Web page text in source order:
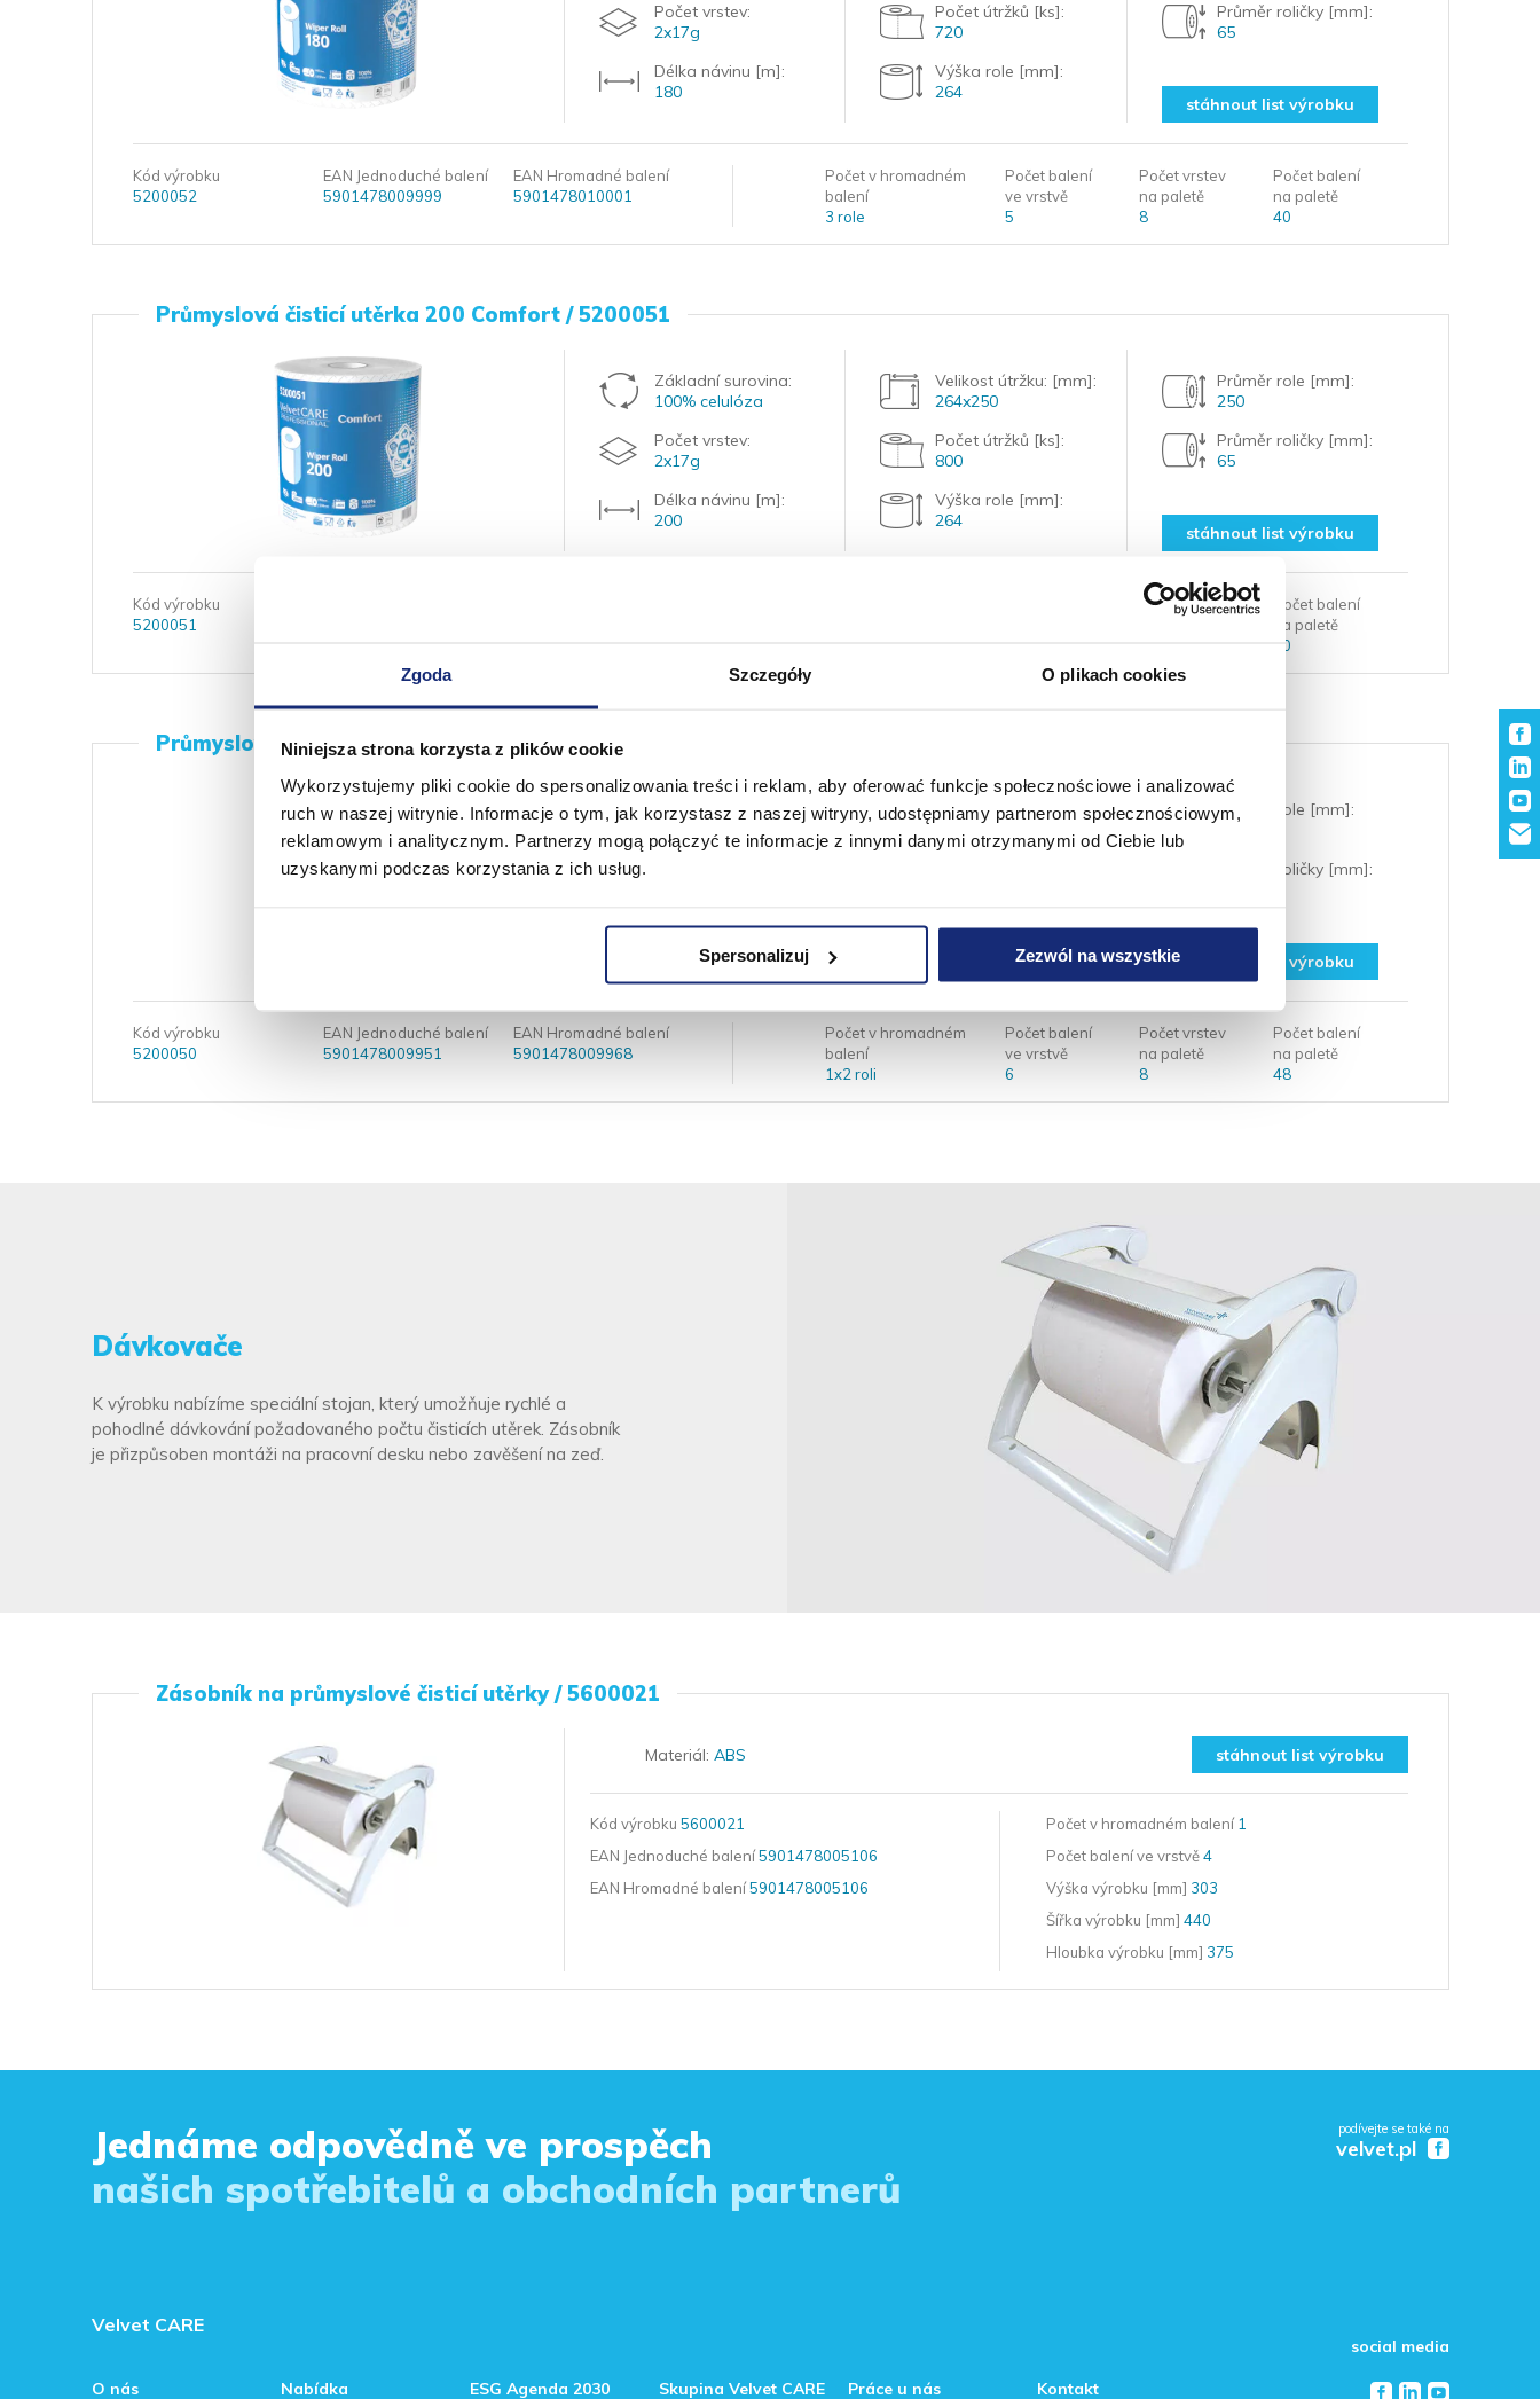
Zgoda Szczegóły O plikach cookies
Niniejsza strona korzysta z plików cookie
Wykorzystujemy pliki cookie do spersonalizowania treści i reklam, aby oferować funkcje społecznościowe i analizować
ruch w naszej witrynie. Informacje o tym, jak korzystasz z naszej witryny, udostępniamy partnerom społecznościowym,
reklamowym i analitycznym. Partnerzy mogą połączyć te informacje z innymi danymi otrzymanymi od Ciebie lub
uzyskanymi podczas korzystania z ich usług.
Spersonalizuj Zezwól na wszystkie
Počet vrstev:
2x17g
Délka návinu [m]:
180
Počet útržků [ks]:
720
Výška role [mm]:
264
Průměr roličky [mm]:
65
stáhnout list výrobku
Kód výrobku
5200052
EAN Jednoduché balení
5901478009999
EAN Hromadné balení
5901478010001
Počet v hromadném
balení
3 role
Počet balení
ve vrstvě
5
Počet vrstev
na paletě
8
Počet balení
na paletě
40
Průmyslová čisticí utěrka 200 Comfort / 5200051
Základní surovina:
100% celulóza
Počet vrstev:
2x17g
Délka návinu [m]:
200
Velikost útržku: [mm]:
264x250
Počet útržků [ks]:
800
Výška role [mm]:
264
Průměr role [mm]:
250
Průměr roličky [mm]:
65
stáhnout list výrobku
Kód výrobku
5200051
Počet vrstev
Počet balení
na paletě
40
Průmyslová čisticí utěrka 250 Comfort / 5200050
Základní surovina:
100% celulóza
Délka návinu [m]:
Velikost útržku: [mm]:
264x250
Výška role [mm]:
Průměr role [mm]:
Průměr roličky [mm]:
stáhnout list výrobku
Kód výrobku
5200050
EAN Jednoduché balení
5901478009951
EAN Hromadné balení
5901478009968
Počet v hromadném
balení
1x2 roli
Počet balení
ve vrstvě
6
Počet vrstev
na paletě
8
Počet balení
na paletě
48
Dávkovače
K výrobku nabízíme speciální stojan, který umožňuje rychlé a
pohodlné dávkování požadovaného počtu čisticích utěrek. Zásobník
je přizpůsoben montáži na pracovní desku nebo zavěšení na zeď.
Zásobník na průmyslové čisticí utěrky / 5600021
Materiál: ABS stáhnout list výrobku
Kód výrobku 5600021
EAN Jednoduché balení 5901478005106
EAN Hromadné balení 5901478005106
Počet v hromadném balení 1
Počet baleníve vrstvě 4
Výška výrobku [mm] 303
Šířka výrobku [mm] 440
Hloubka výrobku [mm] 375
Jednáme odpovědně ve prospěch
našich spotřebitelů a obchodních partnerů
podívejte se také na
velvet.pl
Velvet CARE
O nás Nabídka ESG Agenda 2030 Skupina Velvet CARE Práce u nás Kontakt
social media